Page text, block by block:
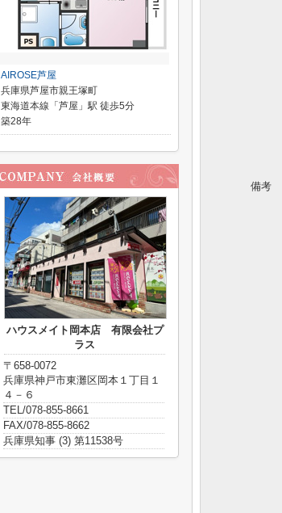
備考
AIROSE芦屋
兵庫県芦屋市親王塚町
東海道本線「芦屋」駅 徒歩5分
築28年
ハウスメイト岡本店 有限会社プ
ラス
〒658-0072
兵庫県神戸市東灘区岡本１丁目１
４－６
TEL/078-855-8661
FAX/078-855-8662
兵庫県知事 (3) 第11538号